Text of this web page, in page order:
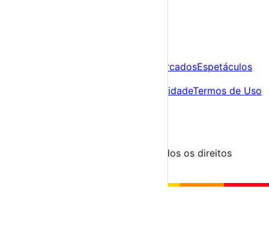
Feiras e MercadosEspetáculos
Política de PrivacidadeTermos de Uso
© 2023-2026 aondevamos.pt — Todos os direitos